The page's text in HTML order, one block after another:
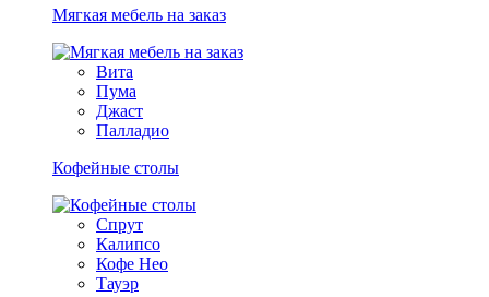
Мягкая мебель на заказ
Вита
Пума
Джаст
Палладио
Кофейные столы
Спрут
Калипсо
Кофе Нео
Тауэр